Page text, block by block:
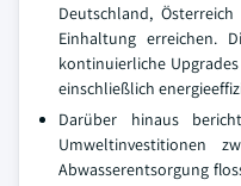
Deutschland,
Einhaltung erreichen.
kontinuierliche
einschließlich
Darüber hinaus
Umweltinvestitionen
Abwasserentsorgung